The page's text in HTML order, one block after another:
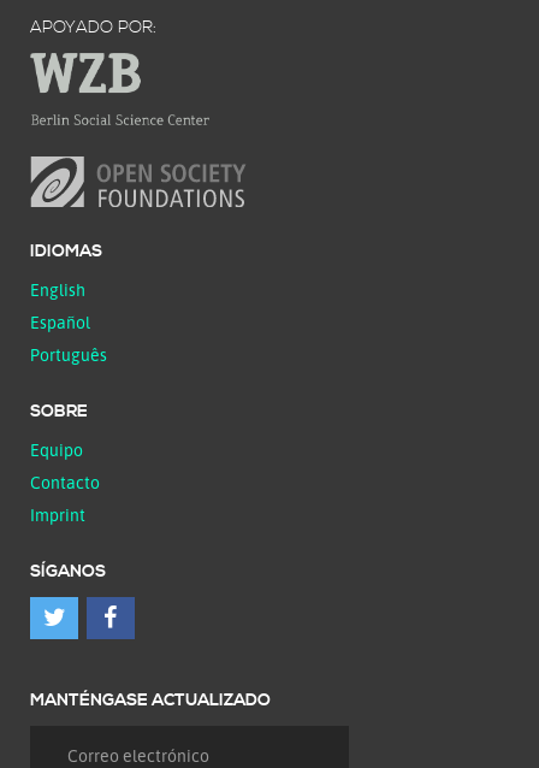
APOYADO POR:
IDIOMAS
English
Español
Português
SOBRE
Equipo
Contacto
Imprint
SÍGANOS
MANTÉNGASE ACTUALIZADO